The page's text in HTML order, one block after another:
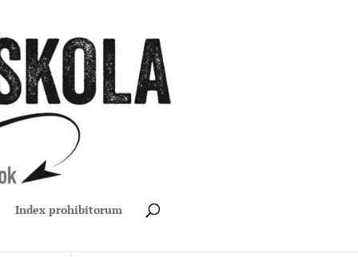
Index prohibitorum